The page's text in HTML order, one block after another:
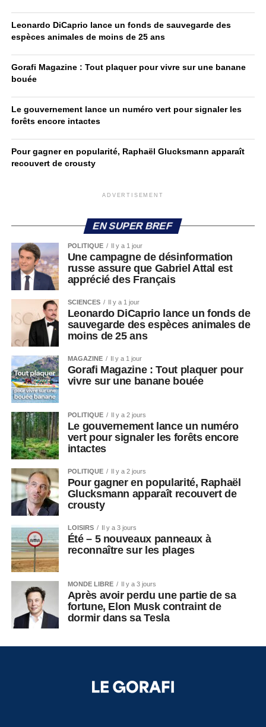
Leonardo DiCaprio lance un fonds de sauvegarde des
espèces animales de moins de 25 ans
Gorafi Magazine : Tout plaquer pour vivre sur une banane
bouée
Le gouvernement lance un numéro vert pour signaler les
forêts encore intactes
Pour gagner en popularité, Raphaël Glucksmann apparaît
recouvert de crousty
ADVERTISEMENT
EN SUPER BREF
POLITIQUE Il y a 1 jour
Une campagne de désinformation
russe assure que Gabriel Attal est
apprécié des Français
SCIENCES Il y a 1 jour
Leonardo DiCaprio lance un fonds de
sauvegarde des espèces animales de
moins de 25 ans
MAGAZINE Il y a 1 jour
Gorafi Magazine : Tout plaquer pour
vivre sur une banane bouée
POLITIQUE Il y a 2 jours
Le gouvernement lance un numéro
vert pour signaler les forêts encore
intactes
POLITIQUE Il y a 2 jours
Pour gagner en popularité, Raphaël
Glucksmann apparaît recouvert de
crousty
LOISIRS Il y a 3 jours
Été – 5 nouveaux panneaux à
reconnaître sur les plages
MONDE LIBRE Il y a 3 jours
Après avoir perdu une partie de sa
fortune, Elon Musk contraint de
dormir dans sa Tesla